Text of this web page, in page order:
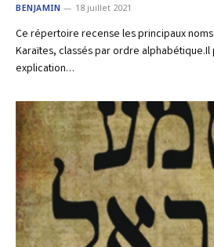
BENJAMIN 18 juillet 2021
Ce répertoire recense les principaux
Karaïtes, classés par ordre
explication…